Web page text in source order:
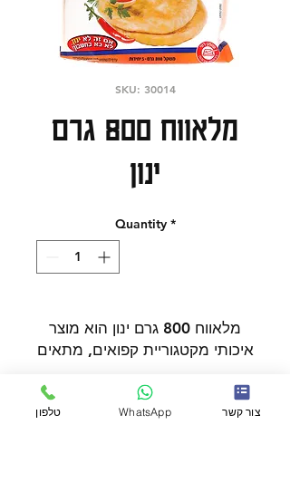
SKU: 30014
מלאווח 800 גרם
ינון
Quantity *
מלאווח 800 גרם ינון הוא מוצר
איכותי מקטגוריית קפואים, מתאים
קפואים איכותיים, קפואים לאירוח,
אוכל קפוא.
כשרות טלפון WhatsApp צור קשר